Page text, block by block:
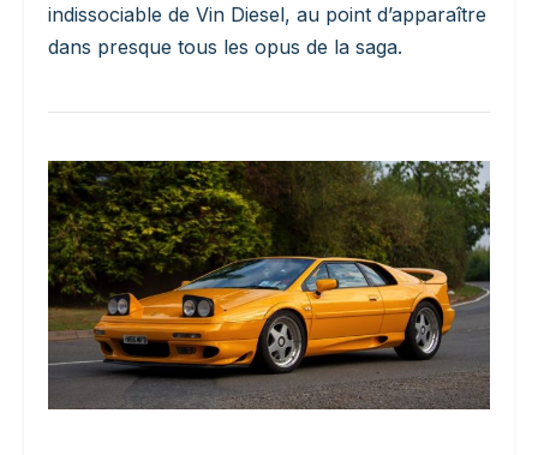
indissociable de Vin Diesel, au point d’apparaître
dans presque tous les opus de la saga.